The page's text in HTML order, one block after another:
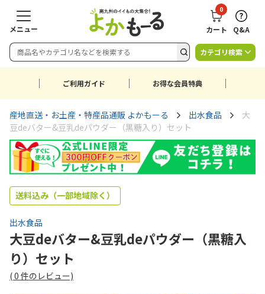
メニュー
0
カート Q&A
カテゴリ検索
ご利用ガイド お得な会員特典
産地直送・お土産・特産品通販 よかもーる 出水食品
大
豆deバター&豆乳deパウダー（黒糖入り）セット
送料込み（一部地域除く）
出水食品
大豆deバター&豆乳deパウダー（黒糖入
り）セット
(0 件のレビュー)